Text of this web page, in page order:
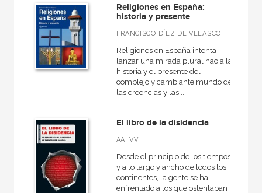
VER TODAS... (36)
Ebook
Rústica
Religiones en España:
historia y presente
FRANCISCO DÍEZ DE VELASCO
Religiones en España intenta
lanzar una mirada plural hacia la
historia y el presente del
complejo y cambiante mundo de
las creencias y las ...
El libro de la disidencia
AA. VV.
Desde el principio de los tiempos
y a lo largo y ancho de todos los
continentes, la gente se ha
enfrentado a los que ostentaban